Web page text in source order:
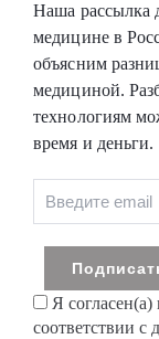
Наша рассылка
медицине в
объясним
медициной.
технологиям
время и деньги.
Я
соответствии с